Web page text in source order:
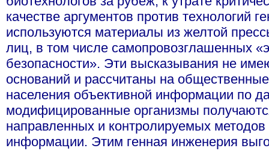
качестве аргументов против технологий
используются материалы из желтой
лиц, в том числе самопровозглашенных
безопасности». Эти высказывания не
оснований и рассчитаны на общественные
населения объективной информации по
модифицированные организмы
направленных и контролируемых методов
информации. Этим генная инженерия